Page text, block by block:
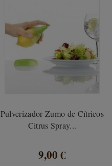
Pulverizador Zumo de Cítricos
Citrus Spray...
9,00 €